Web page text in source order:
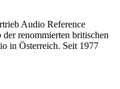
Audio Reference
renommierten britischen
in Österreich. Seit 1977